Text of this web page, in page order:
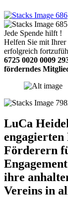
Jede Spende hilft !
Helfen Sie mit
erfolgreich
6725 0020 0009
förderndes
LuCa
Förderern
ihre
Vereins in